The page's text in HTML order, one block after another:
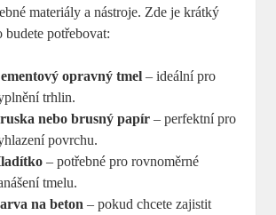
materiály a nástroje. Zde je krátký
budete potřebovat:
opravný tmel – ideální pro
trhlin.
nebo brusný papír – perfektní pro
povrchu.
– potřebné pro rovnoměrné
tmelu.
na beton – pokud chcete zajistit